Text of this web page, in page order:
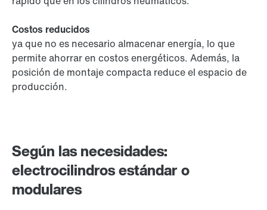
Según las necesidades:
electrocilindros estándar o
modulares
Costos reducidos
ya que no es necesario almacenar energía, lo que
permite ahorrar en costos energéticos. Además, la
posición de montaje compacta reduce el espacio de
producción.